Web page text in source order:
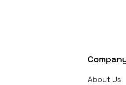
About Us